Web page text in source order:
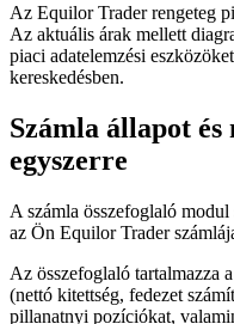
Az Equilor Trader rengeteg
Az aktuális árak mellett
piaci adatelemzési
kereskedésben.
Számla állapot
egyszerre
A számla összefoglaló
az Ön Equilor Trader
Az összefoglaló tartalmazza
(nettó kitettség, fedezet
pillanatnyi pozíciókat,